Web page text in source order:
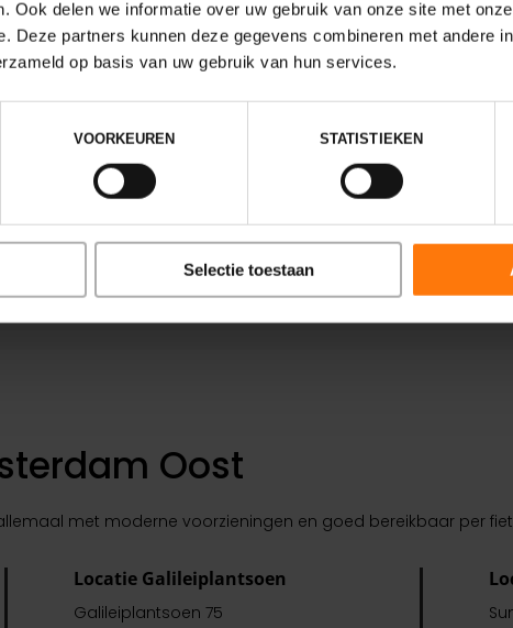
Ook delen we informatie over uw gebruik van onze site met
Deze partners kunnen deze gegevens combineren met andere
op basis van uw gebruik van hun services.
VOORKEUREN STATISTIEKEN
Selectie toestaan
of tandenknarsen
tijdens of na de
als langdurige
wat voor ú nodig is.
Oost
met moderne voorzieningen en goed bereikbaar per
Locatie Galileiplantsoen
Galileiplantsoen 75